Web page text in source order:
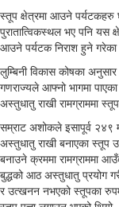
स्तूप क्षेत्रमा आउने पर्यटकहरु
पुरातात्विकस्थल भए पनि यस
आउने पर्यटक निराश हुने
लुम्बिनी विकास कोषका
गणराज्यले आफ्नो भागमा
अस्तुधातु राखी रामग्राममा
सम्राट अशोकले इसापूर्व २४९
अस्तुधातु राखी बनाएका स्तूप
बनाउने क्रममा रामग्राममा
बुद्धको आठ अस्तुधातु प्रयोग
र उत्खनन नभएको स्तूपका